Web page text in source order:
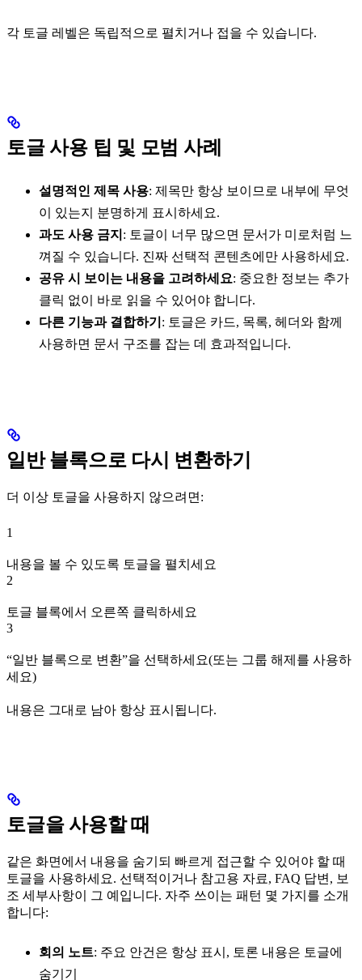
각 토글 레벨은 독립적으로 펼치거나 접을 수 있습니다.
토글 사용 팁 및 모범 사례
설명적인 제목 사용: 제목만 항상 보이므로 내부에 무엇
이 있는지 분명하게 표시하세요.
과도 사용 금지 : 토글이 너무 많으면 문서가 미로처럼 느
껴질 수 있습니다. 진짜 선택적 콘텐츠에만 사용하세요.
공유 시 보이는 내용을 고려하세요: 중요한 정보는 추가
클릭 없이 바로 읽을 수 있어야 합니다.
다른 기능과 결합하기 : 토글은 카드, 목록, 헤더와 함께
사용하면 문서 구조를 잡는 데 효과적입니다.
일반 블록으로 다시 변환하기
더 이상 토글을 사용하지 않으려면:
1
내용을 볼 수 있도록 토글을 펼치세요
2
토글 블록에서 오른쪽 클릭하세요
3
“일반 블록으로 변환”을 선택하세요(또는 그룹 해제를 사용하
세요)
내용은 그대로 남아 항상 표시됩니다.
토글을 사용할 때
같은 화면에서 내용을 숨기되 빠르게 접근할 수 있어야 할 때
토글을 사용하세요. 선택적이거나 참고용 자료, FAQ 답변, 보
조 세부사항이 그 예입니다. 자주 쓰이는 패턴 몇 가지를 소개
합니다:
회의 노트: 주요 안건은 항상 표시, 토론 내용은 토글에
숨기기